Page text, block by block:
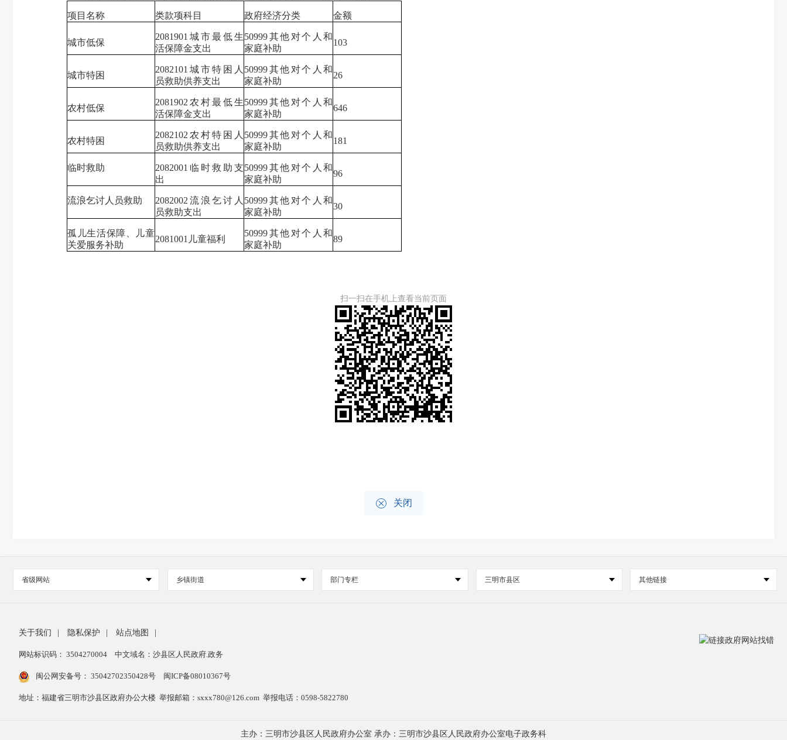
项目名称 类款项科目 政府经济分类 金额
城市低保
2081901城市最低生
活保障金支出
50999其他对个人和
家庭补助
103
城市特困
2082101城市特困人
员救助供养支出
50999其他对个人和
家庭补助
26
农村低保
2081902农村最低生
活保障金支出
50999其他对个人和
家庭补助
646
农村特困
2082102农村特困人
员救助供养支出
50999其他对个人和
家庭补助
181
临时救助
2082001临时救助支
出
50999其他对个人和
家庭补助
96
流浪乞讨人员救助
2082002流浪乞讨人
员救助支出
50999其他对个人和
家庭补助
30
孤儿生活保障、儿童
关爱服务补助
2081001儿童福利
50999其他对个人和
家庭补助
89
扫一扫在手机上查看当前页面
 关闭
省级网站 乡镇街道 部门专栏 三明市县区 其他链接
关于我们 隐私保护 站点地图
网站标识码： 3504270004 中文域名：沙县区人民政府.政务
闽公网安备号： 35042702350428号 闽ICP备08010367号
地址：福建省三明市沙县区政府办公大楼 举报邮箱：sxxx780@126.com 举报电话：0598-5822780
主办：三明市沙县区人民政府办公室 承办：三明市沙县区人民政府办公室电子政务科